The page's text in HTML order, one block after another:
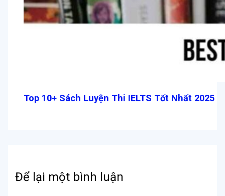
Top 10+ Sách Luyện Thi IELTS Tốt Nhất 2025
Để lại một bình luận